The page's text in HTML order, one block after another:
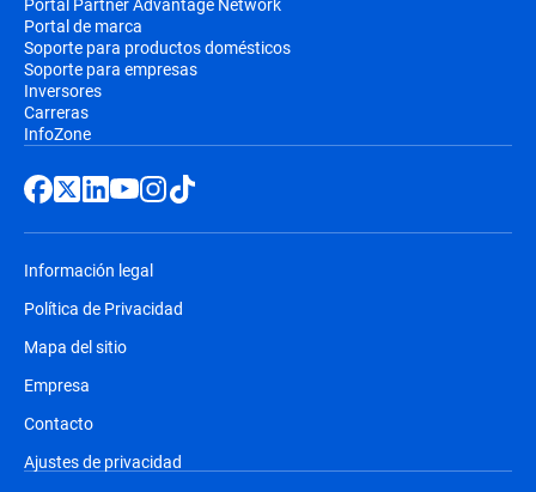
Portal de marca
Soporte para productos domésticos
Soporte para empresas
Inversores
Carreras
InfoZone
Información legal
Política de Privacidad
Mapa del sitio
Empresa
Contacto
Ajustes de privacidad